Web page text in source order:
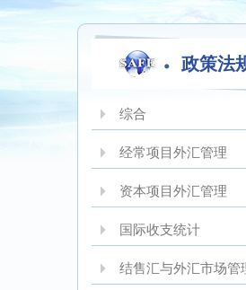
政策法
综合
经常项目外汇管理
资本项目外汇管理
国际收支统计
结售汇与外汇市场管